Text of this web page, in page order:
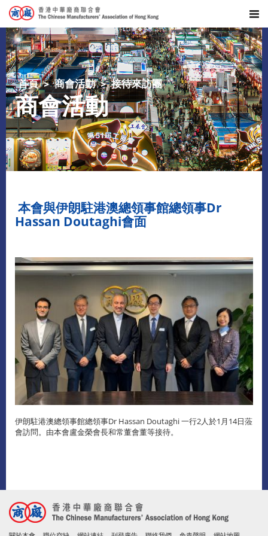
首頁 商會活動 接待來訪團
商會活動
本會與伊朗駐港澳總領事館總領事Dr
Hassan Doutaghi會面
伊朗駐港澳總領事館總領事Dr Hassan Doutaghi 一行2人於1月14日蒞
會訪問。由本會盧金榮會長和常董會董等接待。